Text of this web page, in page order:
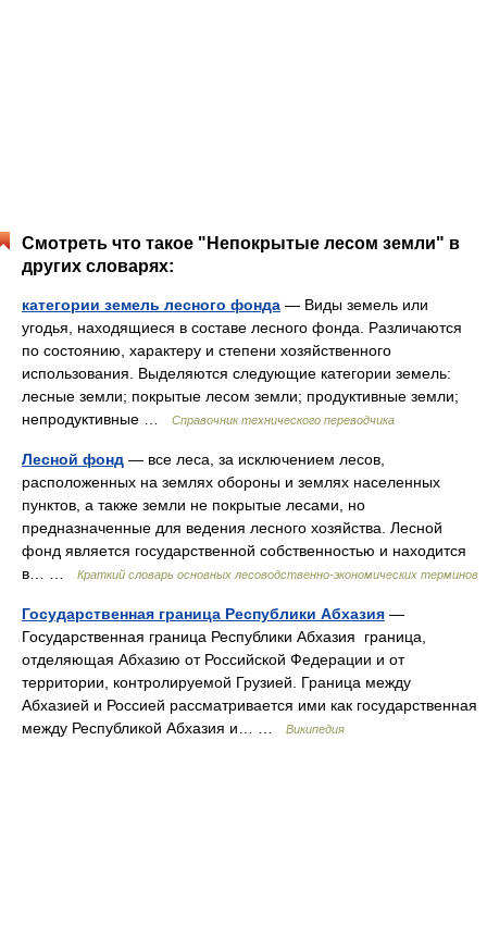
Смотреть что такое "Непокрытые лесом земли" в
других словарях:
категории земель лесного фонда — Виды земель или
угодья, находящиеся в составе лесного фонда. Различаются
по состоянию, характеру и степени хозяйственного
использования. Выделяются следующие категории земель:
лесные земли; покрытые лесом земли; продуктивные земли;
непродуктивные …
Справочник технического переводчика
Лесной фонд — все леса, за исключением лесов,
расположенных на землях обороны и землях населенных
пунктов, а также земли не покрытые лесами, но
предназначенные для ведения лесного хозяйства. Лесной
фонд является государственной собственностью и находится
в… …
Краткий словарь основных лесоводственно-экономических терминов
Государственная граница Республики Абхазия —
Государственная граница Республики Абхазия граница,
отделяющая Абхазию от Российской Федерации и от
территории, контролируемой Грузией. Граница между
Абхазией и Россией рассматривается ими как государственная
между Республикой Абхазия и… …
Википедия